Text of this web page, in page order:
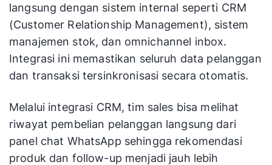
langsung dengan sistem internal seperti CRM
(Customer Relationship Management), sistem
manajemen stok, dan omnichannel inbox.
Integrasi ini memastikan seluruh data pelanggan
dan transaksi tersinkronisasi secara otomatis.
Melalui integrasi CRM, tim sales bisa melihat
riwayat pembelian pelanggan langsung dari
panel chat WhatsApp sehingga rekomendasi
produk dan follow-up menjadi jauh lebih